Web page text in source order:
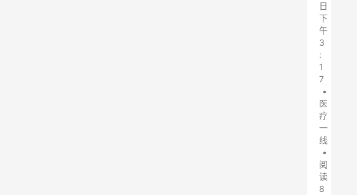
日
下
午
3
:
1
7
•
医
疗
一
线
•
阅
读
8